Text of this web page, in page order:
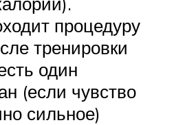
процедуру
тренировки
один
(если чувство
сильное)